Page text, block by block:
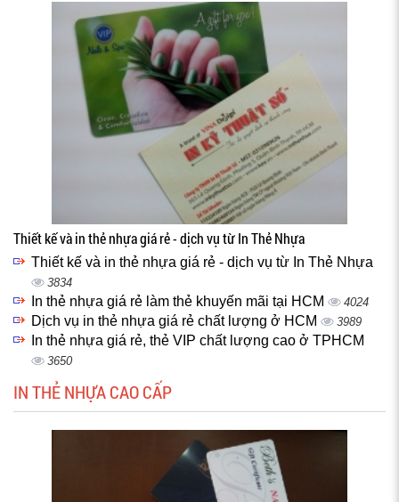
Thiết kế và in thẻ nhựa giá rẻ - dịch vụ từ In Thẻ Nhựa
Thiết kế và in thẻ nhựa giá rẻ - dịch vụ từ In Thẻ Nhựa
3834
In thẻ nhựa giá rẻ làm thẻ khuyến mãi tại HCM 4024
Dịch vụ in thẻ nhựa giá rẻ chất lượng ở HCM 3989
In thẻ nhựa giá rẻ, thẻ VIP chất lượng cao ở TPHCM
3650
IN THẺ NHỰA CAO CẤP